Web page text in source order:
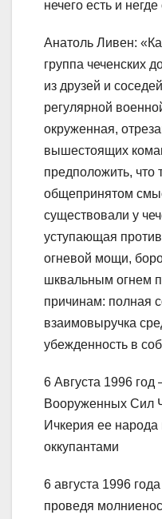
нечего есть и негде
Анатоль Ливен:
группа чеченских
из друзей и
регулярной
окруженная,
вышестоящих
предположить, что
общепринятом
существовали у
уступающая
огневой мощи,
шквальным огнем
причинам: полная
взаимовыручка
убежденность в
6 Августа 1996
Вооруженных Сил
Ичкерия ее народа
оккупантами
6 августа 1996
проведя